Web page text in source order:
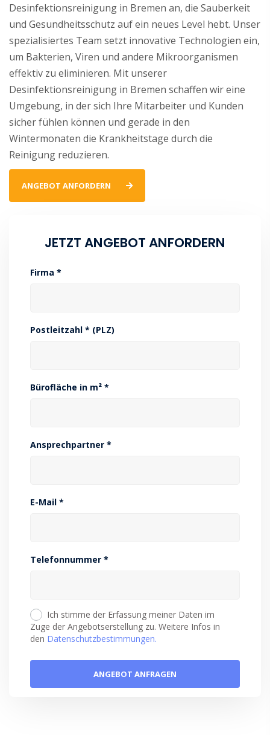
Desinfektionsreinigung in Bremen an, die Sauberkeit
und Gesundheitsschutz auf ein neues Level hebt. Unser
spezialisiertes Team setzt innovative Technologien ein,
um Bakterien, Viren und andere Mikroorganismen
effektiv zu eliminieren. Mit unserer
Desinfektionsreinigung in Bremen schaffen wir eine
Umgebung, in der sich Ihre Mitarbeiter und Kunden
sicher fühlen können und gerade in den
Wintermonaten die Krankheitstage durch die
Reinigung reduzieren.
ANGEBOT ANFORDERN
JETZT ANGEBOT ANFORDERN
Firma *
Postleitzahl * (PLZ)
Bürofläche in m² *
Ansprechpartner *
E-Mail *
Telefonnummer *
Ich stimme der Erfassung meiner Daten im
Zuge der Angebotserstellung zu. Weitere Infos in
den Datenschutzbestimmungen.